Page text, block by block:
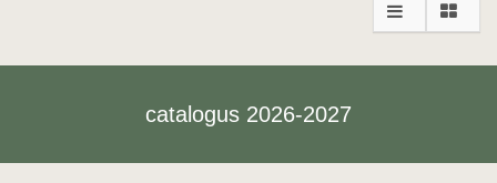
catalogus 2026-2027